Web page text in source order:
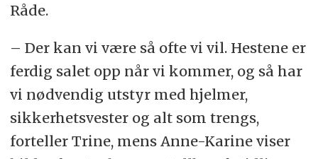
Råde.
– Der kan vi være så ofte vi vil. Hestene er
ferdig salet opp når vi kommer, og så har
vi nødvendig utstyr med hjelmer,
sikkerhetsvester og alt som trengs,
forteller Trine, mens Anne-Karine viser